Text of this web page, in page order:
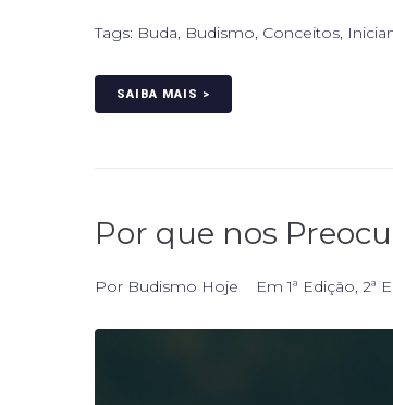
Tags: Buda, Budismo, Conceitos,
SAIBA MAIS >
Por que nos
Por Budismo Hoje Em1ª Edição, 2ª